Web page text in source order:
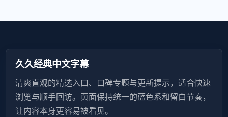
久久经典中文字幕
清爽直观的精选入口、口碑专题与更新提示，适合快速
浏览与顺手回访。页面保持统一的蓝色系和留白节奏，
让内容本身更容易被看见。